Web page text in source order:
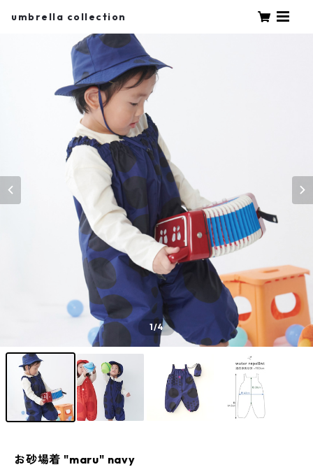
umbrella collection
1/4
お砂場着 "maru" navy